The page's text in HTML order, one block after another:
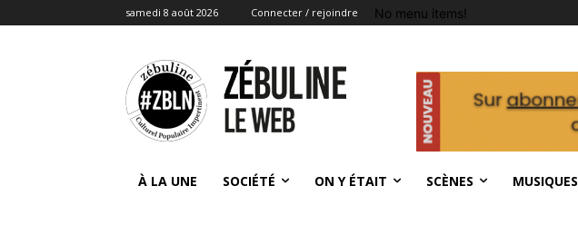
samedi 8 août 2026 Connecter / rejoindre No menu items!
À LA UNE SOCIÉTÉ ON Y ÉTAIT SCÈNES MUSIQUES